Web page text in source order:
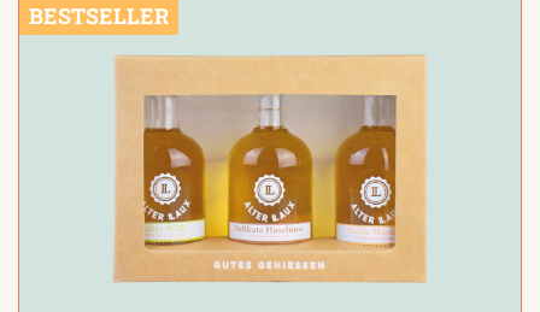
BESTSELLER